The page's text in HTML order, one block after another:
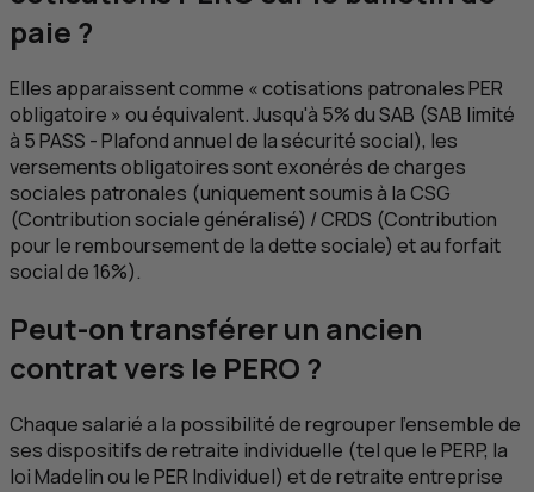
paie ?
Elles apparaissent comme « cotisations patronalesPER
obligatoire » ou équivalent. Jusqu'à 5% du SAB (SAB limité
à 5 PASS - Plafond annuel de la sécurité social), les
versements obligatoires sont exonérés de charges
sociales patronales (uniquement soumis à laCSG
(Contribution sociale généralisé) /CRDS (Contribution
pour le remboursement de la dette sociale) et au forfait
social de 16%).
Peut-on transférer un ancien
contrat vers le PERO ?
Chaque salarié a la possibilité de regrouper l’ensemble de
ses dispositifs de retraite individuelle (tel que lePERP, la
loi Madelin ou lePER Individuel) et de retraite entreprise